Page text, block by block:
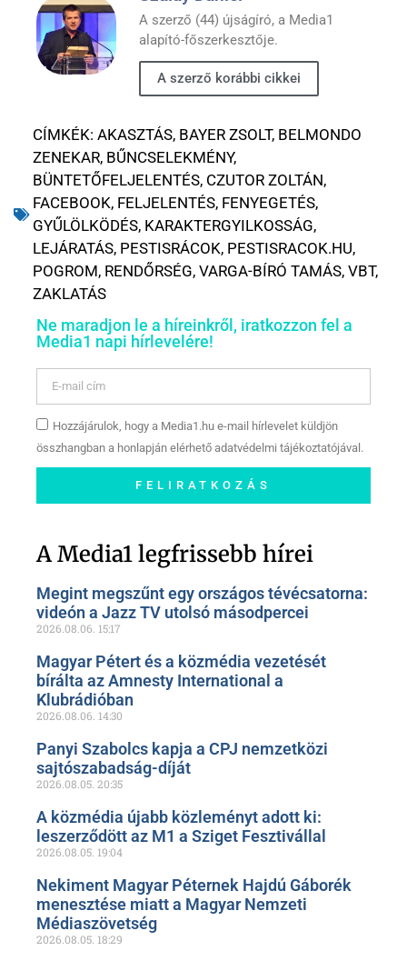
A szerző (44) újságíró, a Media1
alapító-főszerkesztője.
A szerző korábbi cikkei
CÍMKÉK: AKASZTÁS, BAYER ZSOLT, BELMONDO
ZENEKAR, BŰNCSELEKMÉNY,
BÜNTETŐFELJELENTÉS, CZUTOR ZOLTÁN,
FACEBOOK, FELJELENTÉS, FENYEGETÉS,
GYŰLÖLKÖDÉS, KARAKTERGYILKOSSÁG,
LEJÁRATÁS, PESTISRÁCOK, PESTISRACOK.HU,
POGROM, RENDŐRSÉG, VARGA-BÍRÓ TAMÁS, VBT,
ZAKLATÁS
Ne maradjon le a híreinkről, iratkozzon fel a
Media1 napi hírlevelére!
Hozzájárulok, hogy a Media1.hu e-mail hírlevelet küldjön
összhangban a honlapján elérhető adatvédelmi tájékoztatójával.
FELIRATKOZÁS
oldalunkon!
A Media1 legfrissebb hírei
Megint megszűnt egy országos tévécsatorna:
videón a Jazz TV utolsó másodpercei
2026.08.06. 15:17
Magyar Pétert és a közmédia vezetését
bírálta az Amnesty International a
Klubrádióban
2026.08.06. 14:30
Panyi Szabolcs kapja a CPJ nemzetközi
sajtószabadság-díját
2026.08.05. 20:35
A közmédia újabb közleményt adott ki:
leszerződött az M1 a Sziget Fesztivállal
2026.08.05. 19:04
Nekiment Magyar Péternek Hajdú Gáborék
menesztése miatt a Magyar Nemzeti
Médiaszövetség
2026.08.05. 18:29